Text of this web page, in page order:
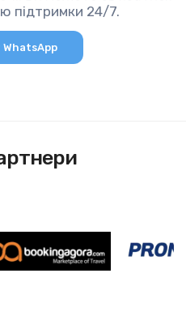
підтримки 24/7.
WhatsApp